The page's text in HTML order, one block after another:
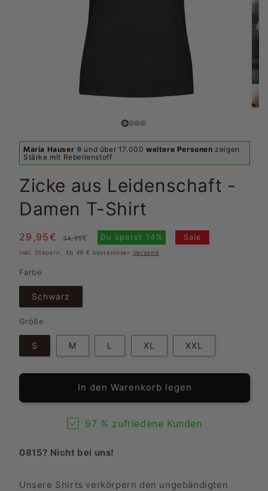
Maria Hauser und über 17.000 weitere Personen zeigen
Stärke mit Rebellenstoff
Zicke aus Leidenschaft -
Damen T-Shirt
Normaler
Preis
34,95€ Verkaufspreis
29,95€ Du sparst 14% Sale
Inkl. Steuern. Ab 49 € kostenloser Versand
Farbe
Schwarz
Größe
S M L XL XXL
In den Warenkorb legen
97 % zufriedene Kunden
0815? Nicht bei uns!
Unsere Shirts verkörpern den ungebändigten